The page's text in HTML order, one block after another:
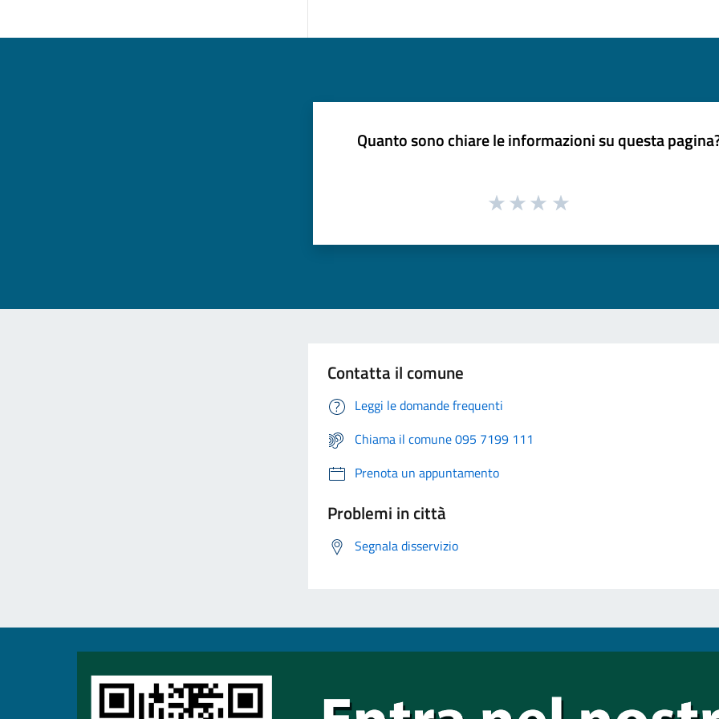
Quanto sono chiare le informazioni su questa
Contatta il comune
Leggi le domande frequenti
Chiama il comune 095 7199 111
Prenota un appuntamento
Problemi in città
Segnala disservizio